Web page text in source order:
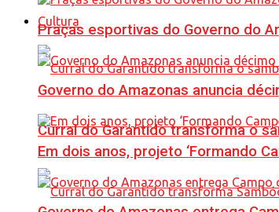
Cultura
Curral do Garantido transforma o
Praças esportivas do Governo do
Governo do Amazonas anuncia
Em dois anos, projeto ‘Formando